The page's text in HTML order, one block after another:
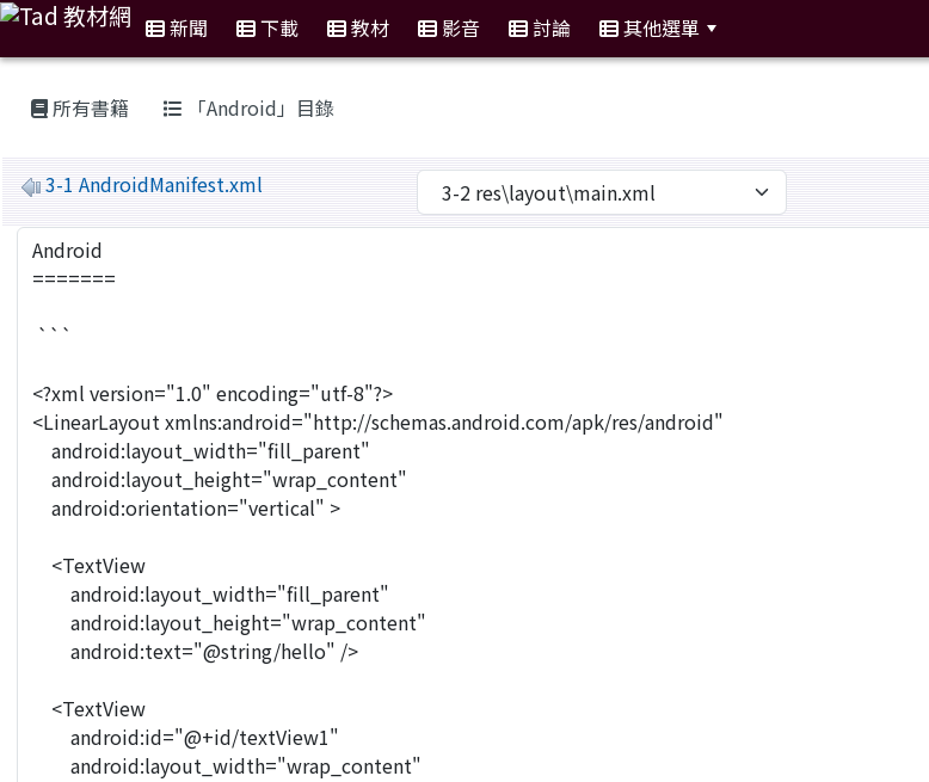
新聞 下載 教材 影音 討論 其他選單
所有書籍 「Android」目錄
MarkDown
3-1 AndroidManifest.xml